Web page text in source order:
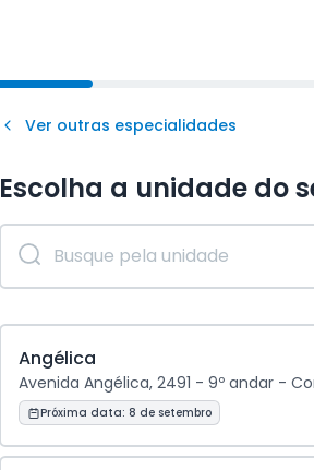
Ver outras especialidades
Escolha a unidade do
Angélica
Avenida Angélica, 2491 - 9º andar -
Próxima data: 8 de setembro